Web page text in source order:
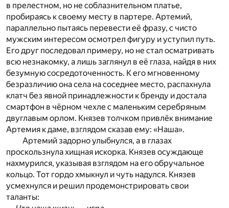
в прелестном, но не соблазнительном платье,
пробираясь к своему месту в партере. Артемий,
параллельно пытаясь перевести её фразу, с чисто
мужским интересом осмотрел фигуру и уступил путь.
Его друг последовал примеру, но не стал осматривать
всю незнакомку, а лишь заглянул в её глаза, найдя в них
безумную сосредоточенность. К его мгновенному
безразличию она села на соседнее место, распахнула
клатч без явной принадлежности к бренду и достала
смартфон в чёрном чехле с маленьким серебряным
двуглавым орлом. Князев толчком привлёк внимание
Артемия к даме, взглядом сказав ему: «Наша».
Артемий задорно улыбнулся, а в глазах
проскользнула хищная искорка. Князев осуждающе
нахмурился, указывая взглядом на его обручальное
кольцо. Тот гордо хмыкнул и чуть надулся. Князев
усмехнулся и решил продемонстрировать свои
таланты: